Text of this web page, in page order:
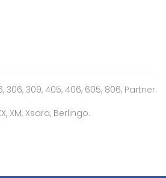
306, 309, 405, 406, 605, 806, Partner.
XM, Xsara, Berlingo.